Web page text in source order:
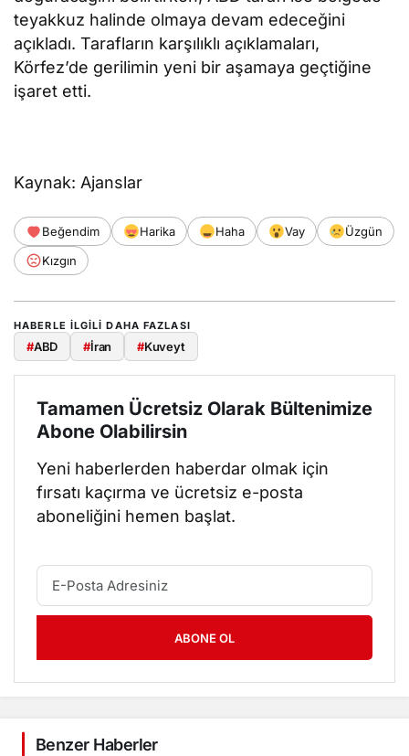
teyakkuz halinde olmaya devam edeceğini
açıkladı. Tarafların karşılıklı açıklamaları,
Körfez’de gerilimin yeni bir aşamaya geçtiğine
işaret etti.
Kaynak: Ajanslar
Beğendim Harika Haha Vay
Üzgün
Kızgın
HABERLE ILGILI DAHA FAZLASI
#ABD #İran #Kuveyt
Tamamen Ücretsiz Olarak Bültenimize
Abone Olabilirsin
Yeni haberlerden haberdar olmak için
fırsatı kaçırma ve ücretsiz e-posta
aboneliğini hemen başlat.
ABONE OL
Benzer Haberler